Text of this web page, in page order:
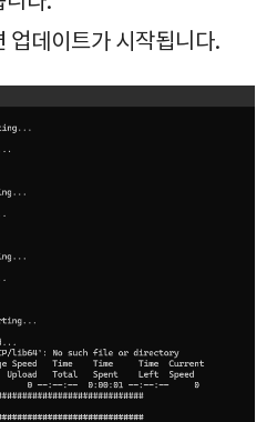
업데이트가 시작됩니다.